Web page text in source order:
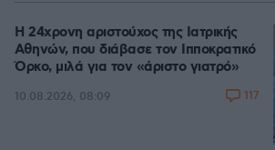
Η 24χρονη αριστούχος της Ιατρικής
Αθηνών, που διάβασε τον Ιπποκρατικό
Όρκο, μιλά για τον «άριστο γιατρό»
10.08.2026, 08:09 117